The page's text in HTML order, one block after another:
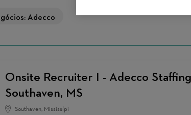
Adecco
Onsite Recruiter I - Adecco
Southaven, MS
Southaven, Mississípi